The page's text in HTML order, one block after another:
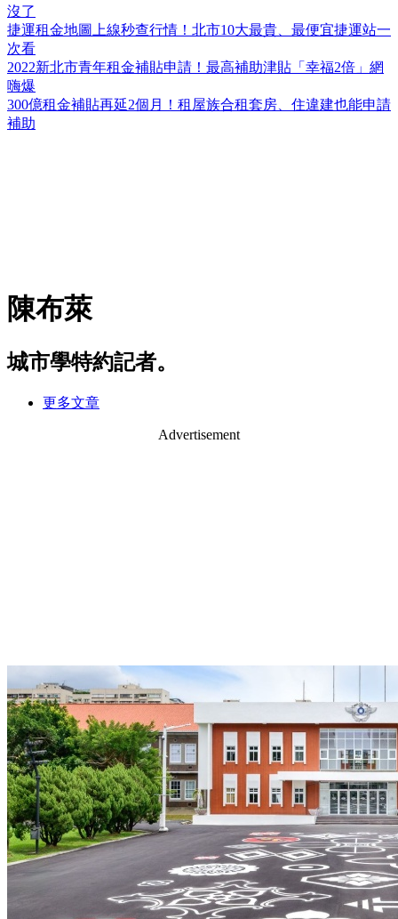
沒了
捷運租金地圖上線秒查行情！北市10大最貴、最便宜捷運站一
次看
2022新北市青年租金補貼申請！最高補助津貼「幸福2倍」網
嗨爆
300億租金補貼再延2個月！租屋族合租套房、住違建也能申請
補助
陳布萊
城市學特約記者。
更多文章
Advertisement